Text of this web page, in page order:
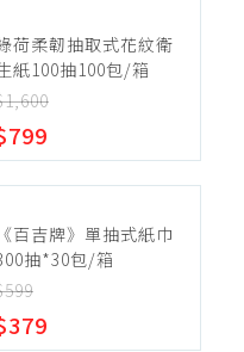
荷柔韌抽取式花紋衛
紙100抽100包/箱
《百吉牌》單抽式紙巾
抽*30包/箱